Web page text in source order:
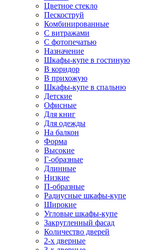
Цветное стекло
Пескоструй
Комбинированные
С витражами
С фотопечатью
Назначение
Шкафы-купе в гостиную
В коридор
В прихожую
Шкафы-купе в спальню
Детские
Офисные
Для книг
Для одежды
На балкон
Форма
Высокие
Г-образные
Длинные
Низкие
П-образные
Радиусные шкафы-купе
Широкие
Угловые шкафы-купе
Закругленный фасад
Количество дверей
2-х дверные